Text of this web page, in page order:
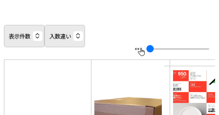
す
表示件数 入数違い